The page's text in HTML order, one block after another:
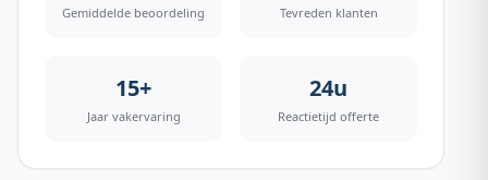
Gemiddelde beoordeling Tevreden klanten
15+
Jaar vakervaring
24u
Reactietijd offerte